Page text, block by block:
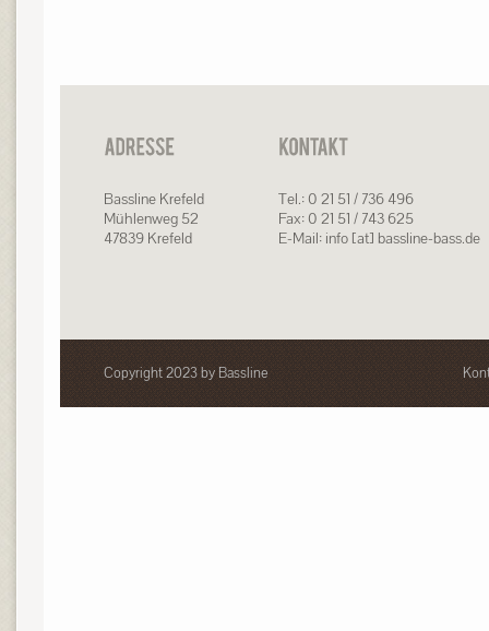
Bassline Krefeld
Mühlenweg 52
47839 Krefeld
Tel.: 0 21 51 / 736 496
Fax: 0 21 51 / 743 625
E-Mail: info [at] bassline-bass.de
Copyright 2023 by Bassline